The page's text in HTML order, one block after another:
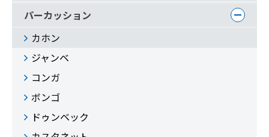
パーカッション
カホン
ジャンベ
コンガ
ボンゴ
ドゥンベック